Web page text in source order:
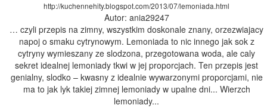
http://kuchennehity.blogspot.com/2013/07/lemoniada.html
Autor: ania29247
… czyli przepis na zimny, wszystkim doskonale znany, orzezwiajacy
napoj o smaku cytrynowym. Lemoniada to nic innego jak sok z
cytryny wymieszany ze slodzona, przegotowana woda, ale caly
sekret idealnej lemoniady tkwi w jej proporcjach. Ten przepis jest
genialny, slodko – kwasny z idealnie wywarzonymi proporcjami, nie
ma to jak lyk takiej zimnej lemoniady w upalne dni... Wierzch
lemoniady...